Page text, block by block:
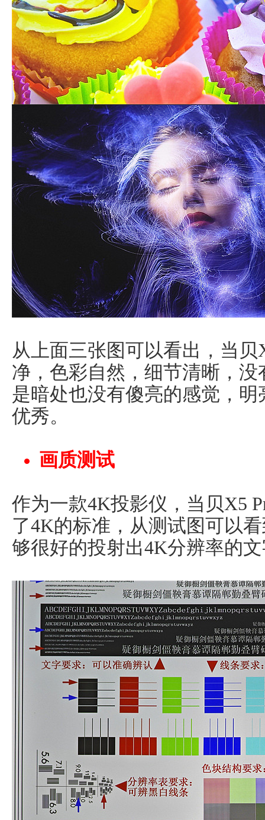
从上面三张图可以看出，当
净，色彩自然，细节清晰，
是暗处也没有傻亮的感觉，
优秀。
画质测试
作为一款4K投影仪，当贝X5
了4K的标准，从测试图可以
够很好的投射出4K分辨率的